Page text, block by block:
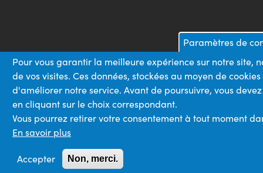
Paramètres de
Pour vous garantir la meilleure expérience sur notre site,
de vos visites. Ces données, stockées au moyen de
d'améliorer notre service. Avant de poursuivre, vous
en cliquant sur le choix correspondant.
Vous pourrez retirer votre consentement à tout moment
En savoir plus
Accepter Non, merci.